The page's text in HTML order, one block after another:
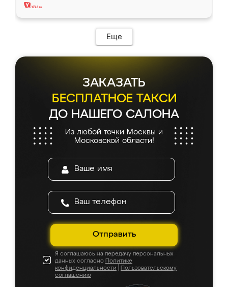
Еще
ЗАКАЗАТЬ
БЕСПЛАТНОЕ ТАКСИ
ДО НАШЕГО САЛОНА
Из любой точки Москвы и
Московской области!
Отправить
Я соглашаюсь на передачу персональных
данных согласно Политике
конфиденциальности
Пользовательскому
соглашению